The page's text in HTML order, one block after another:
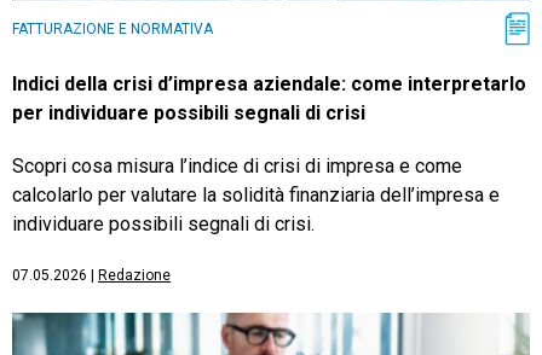
FATTURAZIONE E NORMATIVA
Indici della crisi d’impresa aziendale: come interpretarlo
per individuare possibili segnali di crisi
Scopri cosa misura l’indice di crisi di impresa e come
calcolarlo per valutare la solidità finanziaria dell’impresa e
individuare possibili segnali di crisi.
07.05.2026 Redazione